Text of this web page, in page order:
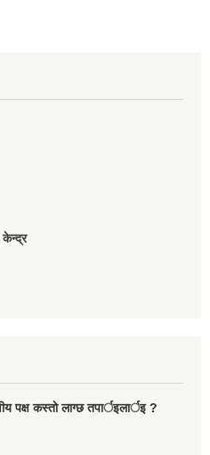
पक्ष कस्ताे लाग्छ तपार्इलार्इ ?